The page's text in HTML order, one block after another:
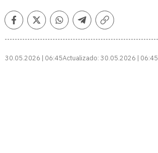
FacebookTwitterWhatsappTelegramCopiar
30.05.2026 | 06:45Actualizado: 30.05.2026 | 06:45